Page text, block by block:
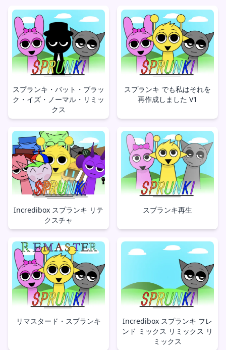
スプランキ・バット・ブラッ
ク・イズ・ノーマル・リミッ
クス
スプランキ でも私はそれを
再作成しました V1
Incredibox スプランキ リテ
クスチャ
スプランキ再生
リマスタード・スプランキ
Incredibox スプランキ フレ
ンド ミックス リミックス リ
ミックス